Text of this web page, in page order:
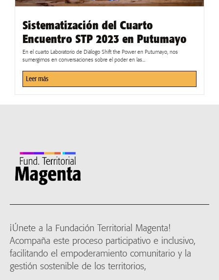
Sistematización del Cuarto
Encuentro STP 2023 en Putumayo
En el cuarto Laboratorio de Diálogo Shift the Power en Putumayo, nos
sumergimos en conversaciones sobre el poder en las...
Leer más
¡Únete a la Fundación Territorial Magenta!
Acompaña este proceso participativo e inclusivo,
facilitando el empoderamiento comunitario y la
gestión sostenible de los territorios,